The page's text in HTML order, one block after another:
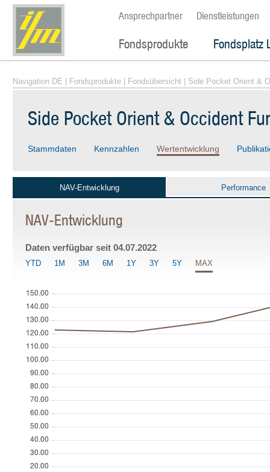
Ansprechpartner Dienstleistungen
Fondsprodukte Fondsplatz
Navigation DE Fondsprodukte Fondsübersicht | Side Pocket Orient &
Side Pocket Orient & Occident
Stammdaten Kennzahlen Wertentwicklung
NAV-Entwicklung Performance
NAV-Entwicklung
Daten verfügbar seit 04.07.2022
YTD 1M 3M 6M 1Y 3Y 5Y MAX